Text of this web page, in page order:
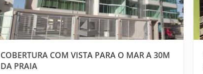
COBERTURA COM VISTA PARA O MAR A 30M
DA PRAIA